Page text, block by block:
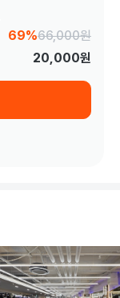
69%66,000원
20,000원